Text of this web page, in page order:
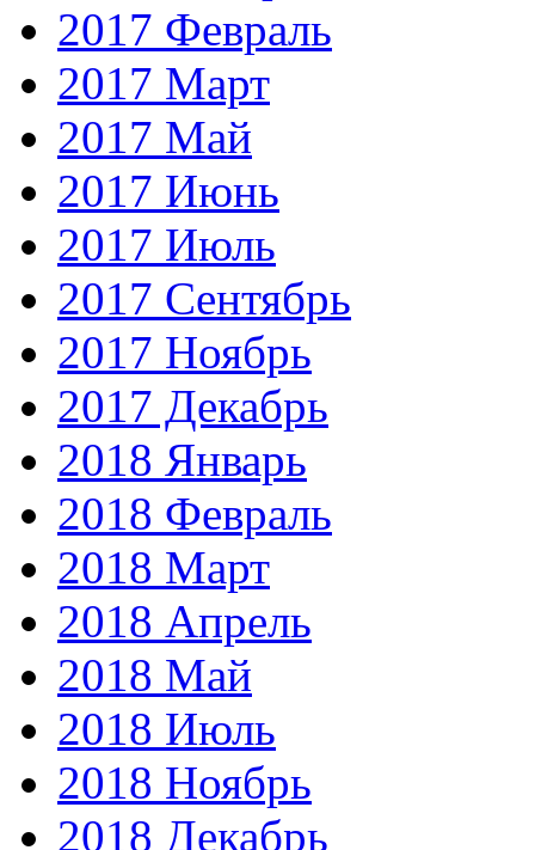
2017 Февраль
2017 Март
2017 Май
2017 Июнь
2017 Июль
2017 Сентябрь
2017 Ноябрь
2017 Декабрь
2018 Январь
2018 Февраль
2018 Март
2018 Апрель
2018 Май
2018 Июль
2018 Ноябрь
2018 Декабрь